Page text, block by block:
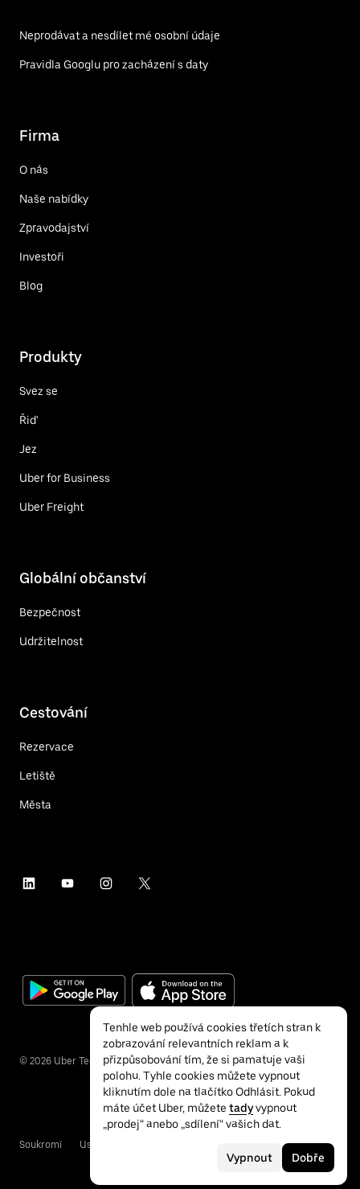
Neprodávat a nesdílet mé osobní údaje
Pravidla Googlu pro zacházení s daty
Firma
O nás
Naše nabídky
Zpravodajství
Investoři
Blog
Produkty
Svez se
Řiď
Jez
Uber for Business
Uber Freight
Globální občanství
Bezpečnost
Udržitelnost
Cestování
Rezervace
Letiště
Města
© 2026 Uber Technologies Inc.
Soukromí Usnadnění přístupu
Tenhle web používá cookies třetích stran k
zobrazování relevantních reklam a k
přizpůsobování tím, že si pamatuje vaši
polohu. Tyhle cookies můžete vypnout
kliknutím dole na tlačítko Odhlásit. Pokud
máte účet Uber, můžete tadyvypnout
„prodej“ anebo „sdílení“ vašich dat.
Vypnout Dobře